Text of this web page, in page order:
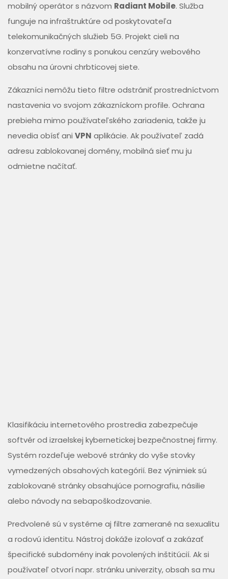
mobilný operátor s názvom Radiant Mobile. Služba
funguje na infraštruktúre od poskytovateľa
telekomunikačných služieb 5G. Projekt cieli na
konzervatívne rodiny s ponukou cenzúry webového
obsahu na úrovni chrbticovej siete.
Zákazníci nemôžu tieto filtre odstrániť prostredníctvom
nastavenia vo svojom zákazníckom profile. Ochrana
prebieha mimo používateľského zariadenia, takže ju
nevedia obísť ani VPN aplikácie. Ak používateľ zadá
adresu zablokovanej domény, mobilná sieť mu ju
odmietne načítať.
Klasifikáciu internetového prostredia zabezpečuje
softvér od izraelskej kybernetickej bezpečnostnej firmy.
Systém rozdeľuje webové stránky do vyše stovky
vymedzených obsahových kategórií. Bez výnimiek sú
zablokované stránky obsahujúce pornografiu, násilie
alebo návody na sebapoškodzovanie.
Predvolené sú v systéme aj filtre zamerané na sexualitu
a rodovú identitu. Nástroj dokáže izolovať a zakázať
špecifické subdomény inak povolených inštitúcií. Ak si
používateľ otvorí napr. stránku univerzity, obsah sa mu